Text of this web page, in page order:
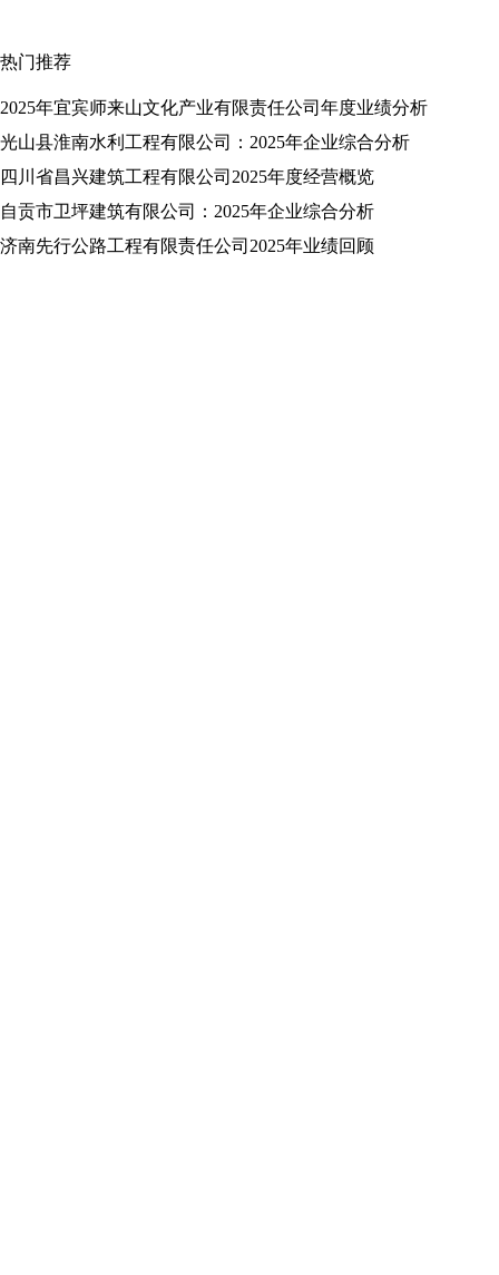
热门推荐
2025年宜宾师来山文化产业有限责任公司年度业绩分析
光山县淮南水利工程有限公司：2025年企业综合分析
四川省昌兴建筑工程有限公司2025年度经营概览
自贡市卫坪建筑有限公司：2025年企业综合分析
济南先行公路工程有限责任公司2025年业绩回顾